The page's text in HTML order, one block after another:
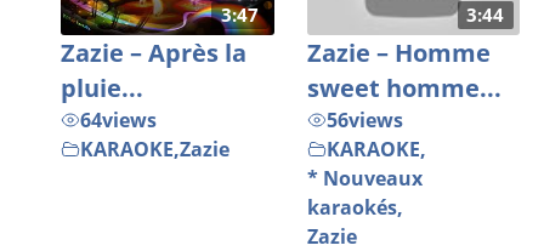
3:47
Zazie – Après la
pluie...
64views
KARAOKE,Zazie
3:44
Zazie – Homme
sweet homme...
56views
KARAOKE,
* Nouveaux
karaokés,
Zazie